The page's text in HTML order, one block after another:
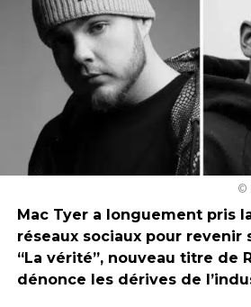
©
Mac Tyer a longuement pris
réseaux sociaux pour revenir
“La vérité”, nouveau titre de
dénonce les dérives de